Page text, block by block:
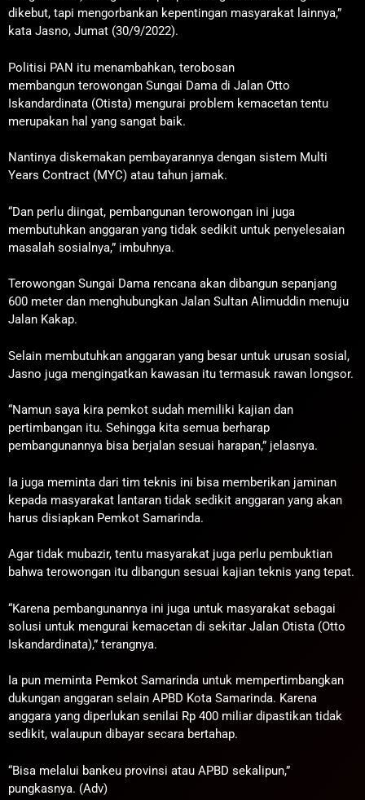
dikebut, tapi mengorbankan kepentingan masyarakat lainnya,”
kata Jasno, Jumat (30/9/2022).
Politisi PAN itu menambahkan, terobosan
membangun terowongan Sungai Dama di Jalan Otto
Iskandardinata (Otista) mengurai problem kemacetan tentu
merupakan hal yang sangat baik.
Nantinya diskemakan pembayarannya dengan sistem Multi
Years Contract (MYC) atau tahun jamak.
“Dan perlu diingat, pembangunan terowongan ini juga
membutuhkan anggaran yang tidak sedikit untuk penyelesaian
masalah sosialnya,” imbuhnya.
Terowongan Sungai Dama rencana akan dibangun sepanjang
600 meter dan menghubungkan Jalan Sultan Alimuddin menuju
Jalan Kakap.
Selain membutuhkan anggaran yang besar untuk urusan sosial,
Jasno juga mengingatkan kawasan itu termasuk rawan longsor.
“Namun saya kira pemkot sudah memiliki kajian dan
pertimbangan itu. Sehingga kita semua berharap
pembangunannya bisa berjalan sesuai harapan,” jelasnya.
Ia juga meminta dari tim teknis ini bisa memberikan jaminan
kepada masyarakat lantaran tidak sedikit anggaran yang akan
harus disiapkan Pemkot Samarinda.
Agar tidak mubazir, tentu masyarakat juga perlu pembuktian
bahwa terowongan itu dibangun sesuai kajian teknis yang tepat.
“Karena pembangunannya ini juga untuk masyarakat sebagai
solusi untuk mengurai kemacetan di sekitar Jalan Otista (Otto
Iskandardinata),” terangnya.
Ia pun meminta Pemkot Samarinda untuk mempertimbangkan
dukungan anggaran selain APBD Kota Samarinda. Karena
anggara yang diperlukan senilai Rp 400 miliar dipastikan tidak
sedikit, walaupun dibayar secara bertahap.
“Bisa melalui bankeu provinsi atau APBD sekalipun,”
pungkasnya. (Adv)